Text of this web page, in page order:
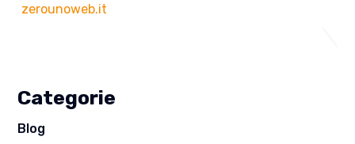
Categorie
Blog
zerounoweb.it